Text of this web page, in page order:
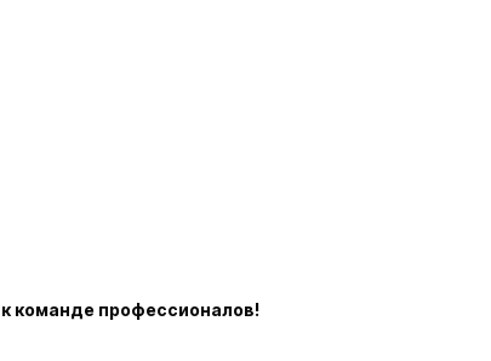
к команде профессионалов!